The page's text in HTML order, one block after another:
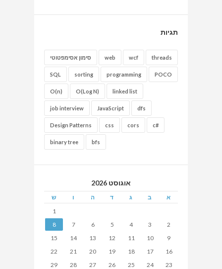
תגיות
סימון אסימפטוטי web wcf threads
SQL sorting programming POCO
O(n) O(Log N) linked list
job interview JavaScript dfs
Design Patterns css cors c#
binary tree bfs
אוגוסט 2026
א ב ג ד ה ו ש
1
2
3
4
5
6
7
8
9
10
11
12
13
14
15
16
17
18
19
20
21
22
23
24
25
26
27
28
29